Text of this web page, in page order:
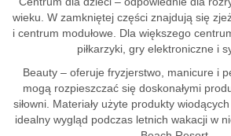
wieku. W zamkniętej części znajdują się
i centrum modułowe. Dla większego
piłkarzyki, gry elektroniczne i
Beauty – oferuje fryzjerstwo, manicure i
mogą rozpieszczać się doskonałymi
siłowni. Materiały użyte produkty
idealny wygląd podczas letnich wakacji w